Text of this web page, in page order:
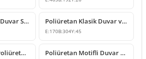
Poliüretan Klasik Duvar Süsleme Modelleri P8026 Poliüretan Klasik Duvar ve Mobilya Süsleme Modelleri
E:170B:304Y:45
Klasik Tasarımlı Poliüretan Duvar ve Tavan Süsleme Modeli Poliüretan Motifli Duvar ve Mobilya Süsleme Modelleri